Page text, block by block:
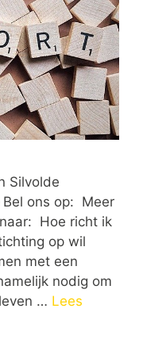
Silvolde
Bel ons op: Meer
Hoe richt ik
op wil
met een
nodig om
… Lees